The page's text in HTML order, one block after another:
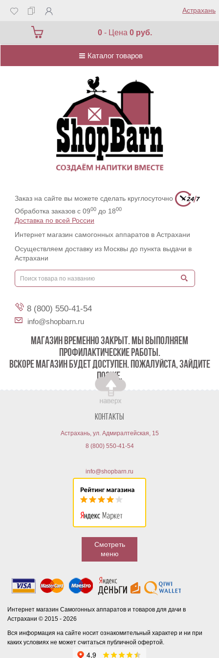
Астрахань
0 - Цена0 руб.
Каталог товаров
Каталог товаров
Заказ на сайте вы можете сделать круглосуточно
Обработка заказов с 0900 до 1800
Доставка по всей России
Интернет магазин самогонных аппаратов в Астрахани
Осуществляем доставку из Москвы до пункта выдачи в
Астрахани
8 (800) 550-41-54
info@shopbarn.ru
МАГАЗИН ВРЕМЕННО ЗАКРЫТ. МЫ ВЫПОЛНЯЕМ
ПРОФИЛАКТИЧЕСКИЕ РАБОТЫ.
ВСКОРЕ МАГАЗИН БУДЕТ ДОСТУПЕН. ПОЖАЛУЙСТА, ЗАЙДИТЕ
ПОЗЖЕ.
Контакты
Астрахань, ул. Адмиралтейская, 15
8 (800) 550-41-54
info@shopbarn.ru
Смотреть
меню
Интернет магазин Самогонных аппаратов и товаров для дачи в
Астрахани © 2015 - 2026
Вся информация на сайте носит ознакомительный характер и ни при
каких условиях не может считаться публичной офертой.